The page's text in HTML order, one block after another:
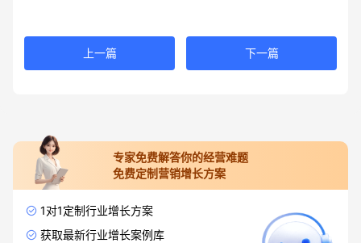
上一篇 下一篇
专家免费解答你的经营难题
免费定制营销增长方案
1对1定制行业增长方案
获取最新行业增长案例库